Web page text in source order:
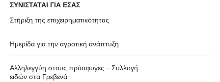
ΣΥΝΙΣΤΑΤΑΙ ΓΙΑ ΕΣΑΣ
Στήριξη της επιχειρηματικότητας
Ημερίδα για την αγροτική ανάπτυξη
Αλληλεγγύη στους πρόσφυγες – Συλλογή
ειδών στα Γρεβενά